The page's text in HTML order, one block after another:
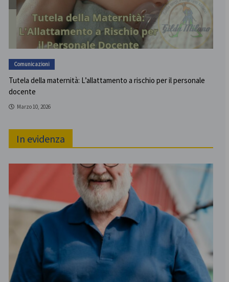
Comunicazioni
Tutela della maternità: L’allattamento a rischio per il personale
docente
Marzo 10, 2026
In evidenza